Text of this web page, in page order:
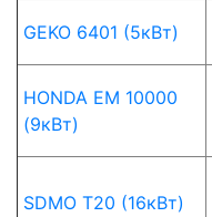
GEKO 6401 (5кВт)
HONDA EM 10000
(9кВт)
SDMO T20 (16кВт)